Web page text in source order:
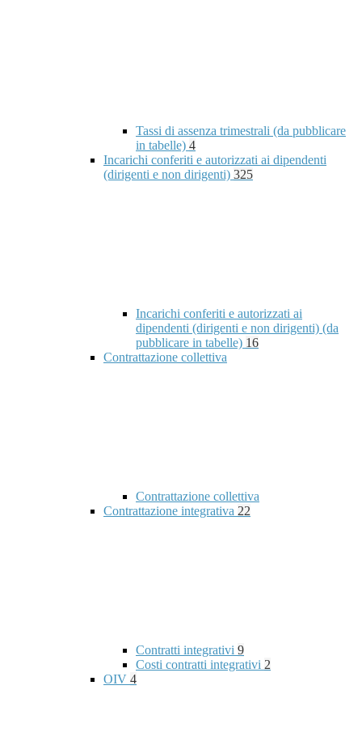
Tassi di assenza trimestrali (da pubblicare
in tabelle) 4
Incarichi conferiti e autorizzati ai dipendenti
(dirigenti e non dirigenti) 325
Incarichi conferiti e autorizzati ai
dipendenti (dirigenti e non dirigenti) (da
pubblicare in tabelle) 16
Contrattazione collettiva
Contrattazione collettiva
Contrattazione integrativa 22
Contratti integrativi 9
Costi contratti integrativi 2
OIV 4